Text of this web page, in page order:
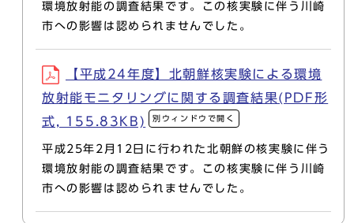
環境放射能の調査結果です。この核実験に伴う川崎
市への影響は認められませんでした。
【平成24年度】北朝鮮核実験による環境
放射能モニタリングに関する調査結果(PDF形
式, 155.83KB)
別ウィンドウで開く
平成25年2月12日に行われた北朝鮮の核実験に伴う
環境放射能の調査結果です。この核実験に伴う川崎
市への影響は認められませんでした。